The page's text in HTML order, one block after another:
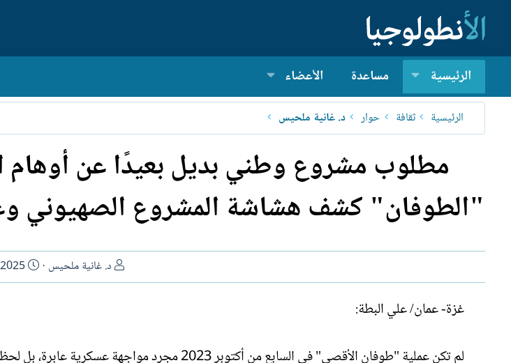
الرئيسية مساعدة الأعضاء
الرئيسية ثقافة حوار د. غانية ملحيس
مطلوب مشروع وطني بديل بعيدًا عن
"الطوفان" كشف هشاشة المشروع الصهيوني
ا
ل
د. غانية ملحيس
ت
ا
غزة- عمان/ علي البطة:
لم تكن عملية "طوفان الأقصى" في السابع من أكتوبر 2023 مجرد